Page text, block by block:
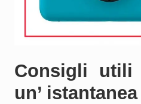
Consigli utili
un’ istantanea